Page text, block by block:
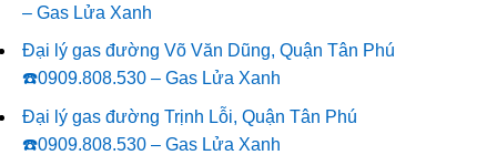
– Gas Lửa Xanh
Đại lý gas đường Võ Văn Dũng, Quận Tân Phú
☎️0909.808.530 – Gas Lửa Xanh
Đại lý gas đường Trịnh Lỗi, Quận Tân Phú
☎️0909.808.530 – Gas Lửa Xanh